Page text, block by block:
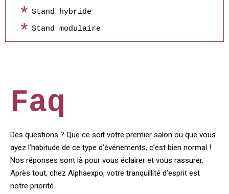
Stand hybride
Stand modulaire
Faq
Des questions ? Que ce soit votre premier salon ou que vous
ayez l’habitude de ce type d’événements, c’est bien normal !
Nos réponses sont là pour vous éclairer et vous rassurer.
Après tout, chez Alphaexpo, votre tranquillité d’esprit est
notre priorité.